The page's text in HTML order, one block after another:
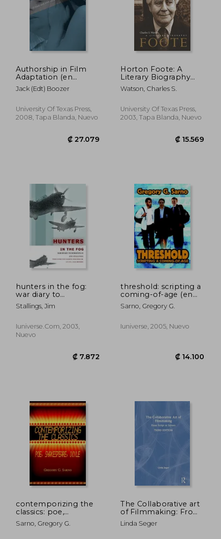
₡ 13.376
Authorship in Film
Adaptation (en
Inglés)
Jack (Edt) Boozer
University Of Texas Press,
2008, Tapa Blanda, Nuevo
₡ 27.079
Horton Foote: A
Literary Biography
(en Inglés)
Watson, Charles S.
University Of Texas Press,
2003, Tapa Blanda, Nuevo
hunters in the fog:
war diary to
screenplay (en
Inglés)
Stallings, Jim
Iuniverse.com, 2003,
Nuevo
threshold: scripting a
coming-of-age (en
Inglés)
Sarno, Gregory G.
Iuniverse, 2005, Nuevo
contemporizing the
classics: poe,
shakespeare, doyle
(en Inglés)
Sarno, Gregory G.
The Collaborative art
of Filmmaking: From
Script to Screen (en
Inglés)
Linda Seger